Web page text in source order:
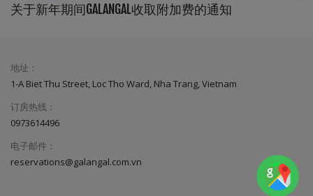
关于新年期间GALANGAL收取附加费的通知
地址：
1-A Biet Thu Street, Loc Tho Ward, Nha Trang, Vietnam
订房热线：
0973614496
电子邮件：
reservations@galangal.com.vn